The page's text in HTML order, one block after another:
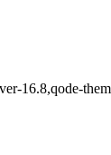
16.8,qode-